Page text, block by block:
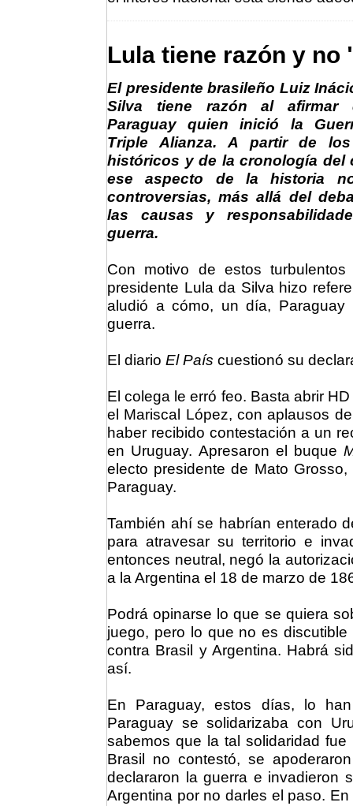
Lula tiene razón y no
El presidente brasileño Luiz
Silva tiene razón al afirmar
Paraguay quien inició la
Triple Alianza. A partir de
históricos y de la cronología del
ese aspecto de la historia
controversias, más allá del
las causas y
guerra.
Con motivo de estos
presidente Lula da Silva hizo
aludió a cómo, un día, Paraguay
guerra.
El diario El País cuestionó su
El colega le erró feo. Basta abrir
el Mariscal López, con aplausos
haber recibido contestación a un
en Uruguay. Apresaron el buque
electo presidente de Mato
Paraguay.
También ahí se habrían enterado
para atravesar su territorio e
entonces neutral, negó la
a la Argentina el 18 de marzo de
Podrá opinarse lo que se quiera
juego, pero lo que no es
contra Brasil y Argentina. Habrá
así.
En Paraguay, estos días, lo
Paraguay se solidarizaba con
sabemos que la tal solidaridad
Brasil no contestó, se
declararon la guerra e invadieron
Argentina por no darles el paso.